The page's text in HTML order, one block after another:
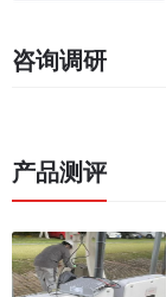
咨询调研
产品测评